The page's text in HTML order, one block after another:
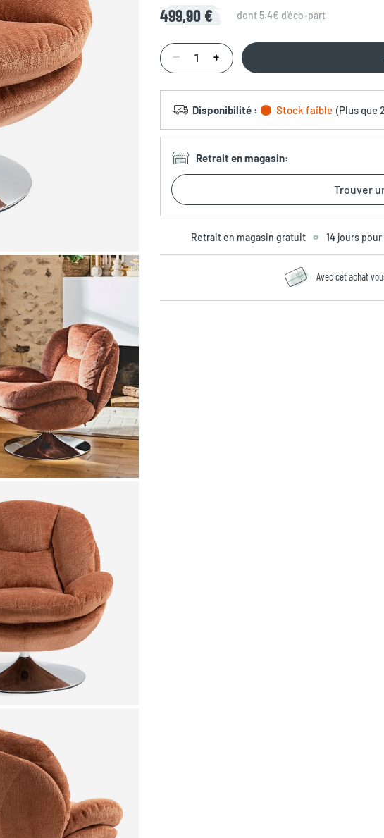
499,90 € dont 5.4€ d'éco-part
Disponibilité : Stock faible (Plus que
Retrait en magasin:
Trouver
Retrait en magasin gratuit 14 jours pour
Avec cet achat